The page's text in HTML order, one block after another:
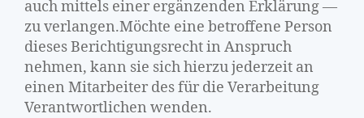
auch mittels einer ergänzenden Erklärung —
zu verlangen.Möchte eine betroffene Person
dieses Berichtigungsrecht in Anspruch
nehmen, kann sie sich hierzu jederzeit an
einen Mitarbeiter des für die Verarbeitung
Verantwortlichen wenden.